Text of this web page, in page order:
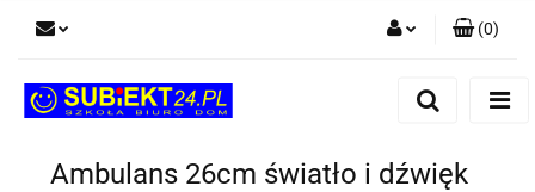
Dodaj zgłoszenie
(0)
Ambulans 26cm światło i dźwięk